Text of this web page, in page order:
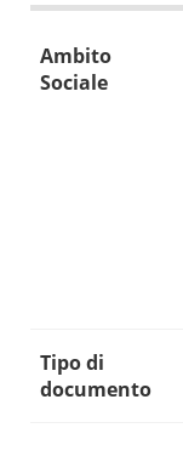
Ambito
Sociale
Tipo di
documento